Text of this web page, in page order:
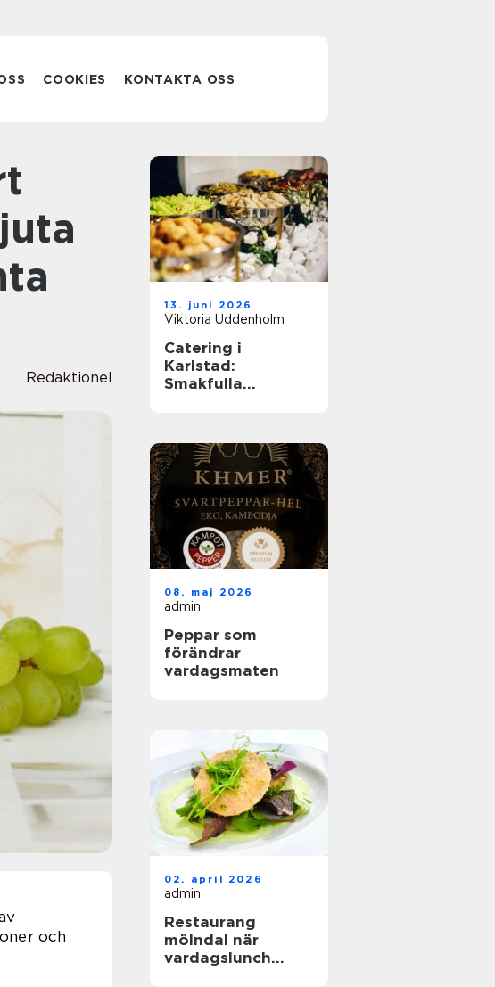
COOKIES KONTAKTA OSS
Redaktionel
och
13. juni 2026
Viktoria Uddenholm
Catering i
Karlstad:
Smakfulla
08. maj 2026
admin
Peppar som
förändrar
vardagsmaten
02. april 2026
admin
Restaurang
mölndal när
vardagslunch